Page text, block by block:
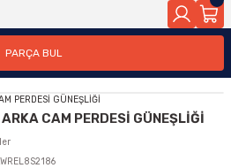
PARÇA BUL
CAM PERDESİ GÜNEŞLİĞİ